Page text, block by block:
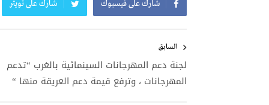
شارك على فيسبوك شارك على تويتر
المقالات
السابق
لجنة دعم المهرجانات السينمائية بالغرب “تدعم
المهرجانات ، وترفع قيمة دعم العريقة منها “